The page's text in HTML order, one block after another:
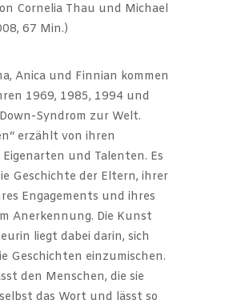
Cornelia Thau und Michael
67 Min.)
Anica und Finnian kommen
1969, 1985, 1994 und
Syndrom zur Welt.
erzählt von ihren
Eigenarten und Talenten. Es
Geschichte der Eltern, ihrer
Engagements und ihres
Anerkennung. Die Kunst
liegt dabei darin, sich
Geschichten einzumischen.
den Menschen, die sie
das Wort und lässt so